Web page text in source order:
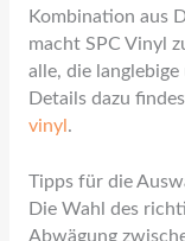
Kombination aus
macht SPC Vinyl
alle, die
Details dazu
vinyl .
Tipps für die
Die Wahl des
Abwägung